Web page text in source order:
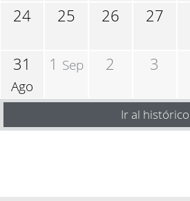
24 25 26 27
31
Ago
1 Sep 2 3
Ir al histórico